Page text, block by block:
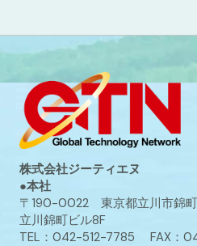
株式会社ジーティエヌ
●本社
〒190-0022 東京都立川市錦
立川錦町ビル8F
TEL：042-512-7785 FAX：